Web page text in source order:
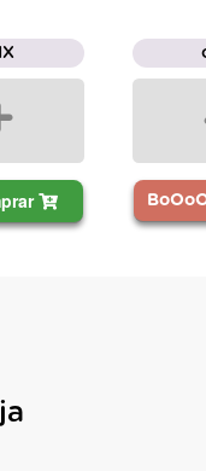
7,81
no PIX
Comprar